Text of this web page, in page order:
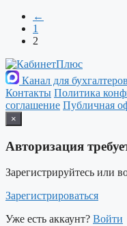
←
1
2
Канал для бухгалтеров
Контакты Политика
соглашение Публичная
×
Авторизация
Зарегистрируйтесь или
Зарегистрироваться
Уже есть аккаунт? Войти